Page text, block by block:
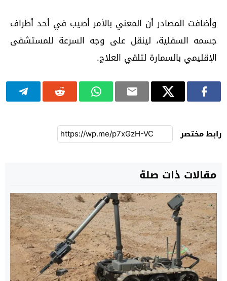
وأضافت المصادر أن المعني بالأمر أصيب في أحد أطراف
جسمه السفلية، لينقل على وجه السرعة للمستشفى
الإقليمي بالسمارة لتلقي العلاج.
رابط مختصر
مقالات ذات صلة